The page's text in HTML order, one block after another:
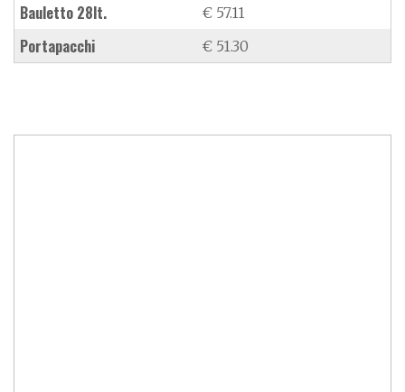
bauletto 28lt. € 57.11
portapacchi € 51.30